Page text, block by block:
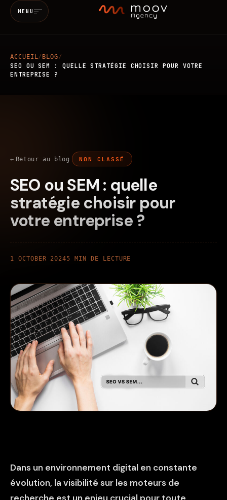
MENU
Accueil
MARKETING & SEO
WEB MOBILE
Réalisations
Blog
ACCUEIL/ BLOG/
SEO OU SEM : QUELLE STRATÉGIE CHOISIR POUR VOTRE
ENTREPRISE ?
Retour au blog NON CLASSÉ
SEO ou SEM : quelle
stratégie choisir pour
votre entreprise ?
1 OCTOBER 20245 MIN DE LECTURE
Dans un environnement digital en constante
évolution, la visibilité sur les moteurs de